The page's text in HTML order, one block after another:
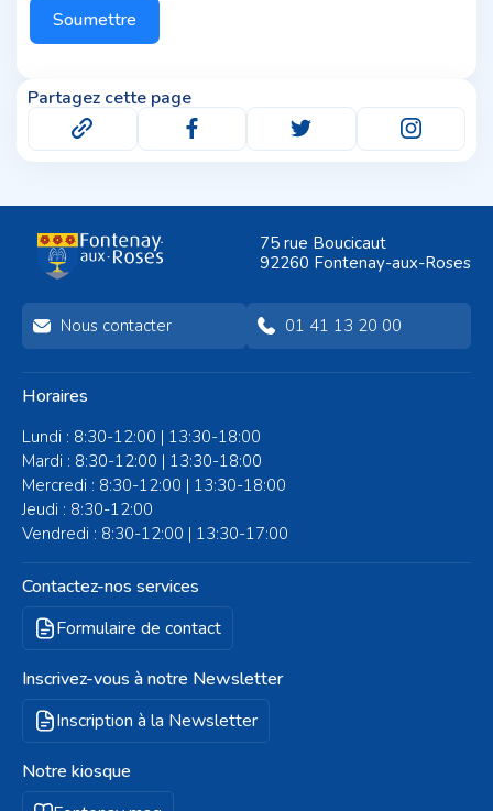
Soumettre
Partagez cette page
75 rue Boucicaut
92260 Fontenay-aux-Roses
Nous contacter 01 41 13 20 00
Horaires
Lundi : 8:30-12:00 | 13:30-18:00
Mardi : 8:30-12:00 | 13:30-18:00
Mercredi : 8:30-12:00 | 13:30-18:00
Jeudi : 8:30-12:00
Vendredi : 8:30-12:00 | 13:30-17:00
Contactez-nos services
Formulaire de contact
Inscrivez-vous à notre Newsletter
Inscription à la Newsletter
Notre kiosque